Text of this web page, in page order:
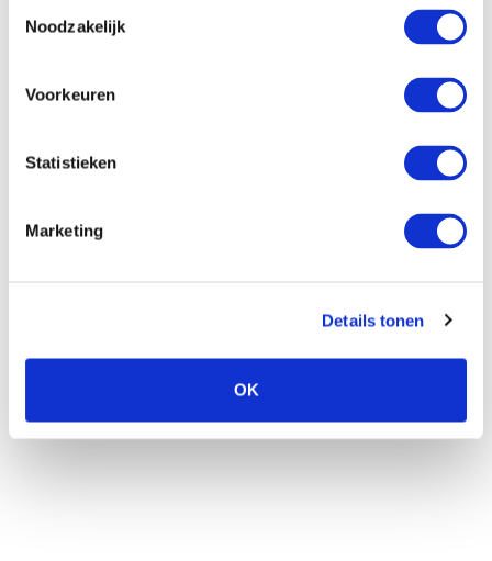
Noodzakelijk
Voorkeuren
Statistieken
Marketing
Details tonen
OK
prächtige Tulpen, sondern auch für die Krokusse im
Frühjahr!